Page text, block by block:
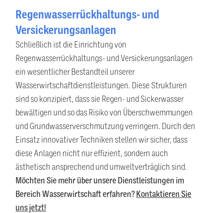
Regenwasserrückhaltungs- und
Versickerungsanlagen
Schließlich ist die Einrichtung von
Regenwasserrückhaltungs- und Versickerungsanlagen
ein wesentlicher Bestandteil unserer
Wasserwirtschaftdienstleistungen. Diese Strukturen
sind so konzipiert, dass sie Regen- und Sickerwasser
bewältigen und so das Risiko von Überschwemmungen
und Grundwasserverschmutzung verringern. Durch den
Einsatz innovativer Techniken stellen wir sicher, dass
diese Anlagen nicht nur effizient, sondern auch
ästhetisch ansprechend und umweltverträglich sind.
Möchten Sie mehr über unsere Dienstleistungen im
Bereich Wasserwirtschaft erfahren? Kontaktieren Sie
uns jetzt!